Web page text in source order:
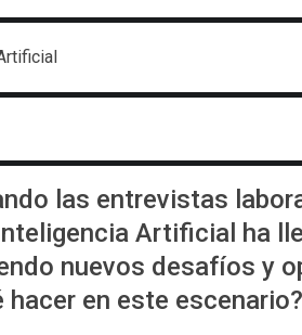
las entrevistas
Artificial ha
nuevos desafíos y
hacer en este escenario?